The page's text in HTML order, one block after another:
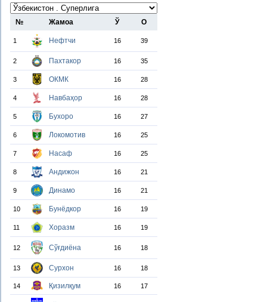
№ Жамоа Ў О
1 Нефтчи 16 39
2 Пахтакор 16 35
3 ОКМК 16 28
4 Навбаҳор 16 28
5 Бухоро 16 27
6 Локомотив 16 25
7 Насаф 16 25
8 Андижон 16 21
9 Динамо 16 21
10 Бунёдкор 16 19
11 Хоразм 16 19
12 Сўғдиёна 16 18
13 Сурхон 16 18
14 Қизилқум 16 17